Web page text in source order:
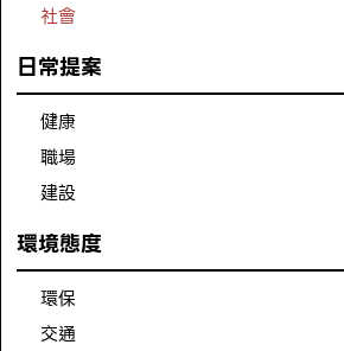
社會
日常提案
健康
職場
建設
環境態度
環保
交通